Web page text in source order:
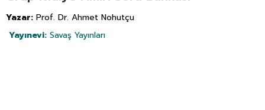
Yazar: Prof. Dr. Ahmet Nohutçu
Yayınevi: Savaş Yayınları